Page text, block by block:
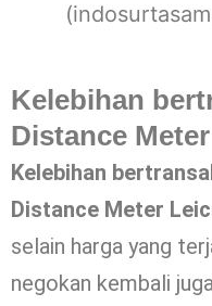
Kelebihan
Distance
Kelebihan
Distance Meter
selain harga yang
negokan kembali